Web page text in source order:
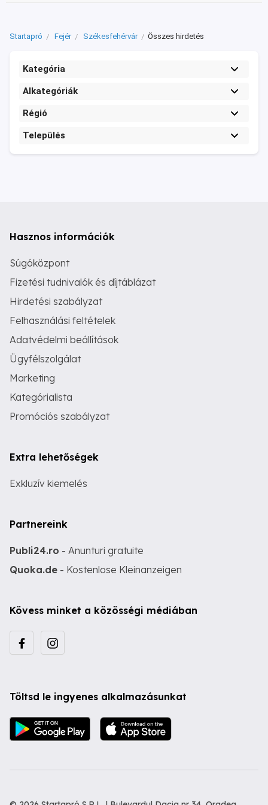
Startapró Fejér Székesfehérvár Összes hirdetés
Kategória
Alkategóriák
Régió
Település
Hasznos információk
Súgóközpont
Fizetési tudnivalók és díjtáblázat
Hirdetési szabályzat
Felhasználási feltételek
Adatvédelmi beállítások
Ügyfélszolgálat
Marketing
Kategórialista
Promóciós szabályzat
Extra lehetőségek
Exkluzív kiemelés
Partnereink
Publi24.ro - Anunturi gratuite
Quoka.de - Kostenlose Kleinanzeigen
Kövess minket a közösségi médiában
Töltsd le ingyenes alkalmazásunkat